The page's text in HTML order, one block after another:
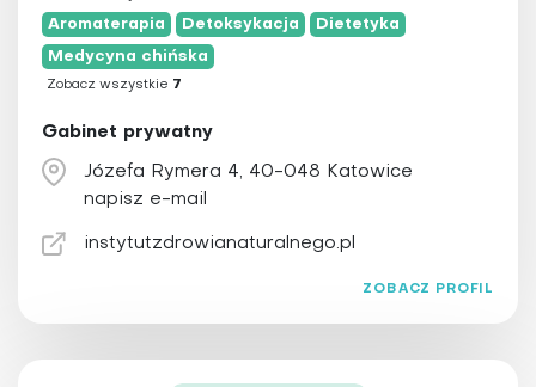
Hipnoza
Hirudoterapia
Holistyczna stomatologia
Homeopatia
Irydologia
Igłoterapia sucha
Joga
łódzkie
małopolskie
opolskie
pomorskie
Aromaterapia Detoksykacja Dietetyka
Medycyna chińska
Zobacz wszystkie 7
Gabinet prywatny
Józefa Rymera 4, 40-048 Katowice
napisz e-mail
instytutzdrowianaturalnego.pl
ZOBACZ PROFIL